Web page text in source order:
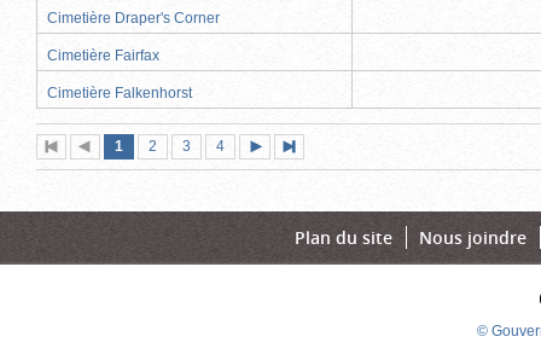
Cimetière Draper's Corner
Cimetière Fairfax
Cimetière Falkenhorst
Première
page
Page
précédente
Page
1 (page
actuelle)
Page
2 Page
3 Page
4
suivante
page
Plan du site Nous joindre
©